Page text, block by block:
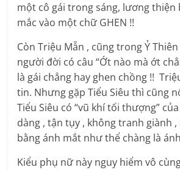
một cô gái trong sáng, lương thiện
mắc vào một chữ GHEN !!
Còn Triệu Mẫn , cũng trong Ỷ
người đời có câu “Ớt nào mà ớt
là gái chẳng hay ghen chồng !!
tin. Nhưng gặp Tiểu Siêu thì cũng
Tiểu Siêu có “vũ khí tối thượng”
dàng , tận tụy , không tranh giành
bằng ánh mắt như thể chàng là
Kiểu phụ nữ này nguy hiểm vô